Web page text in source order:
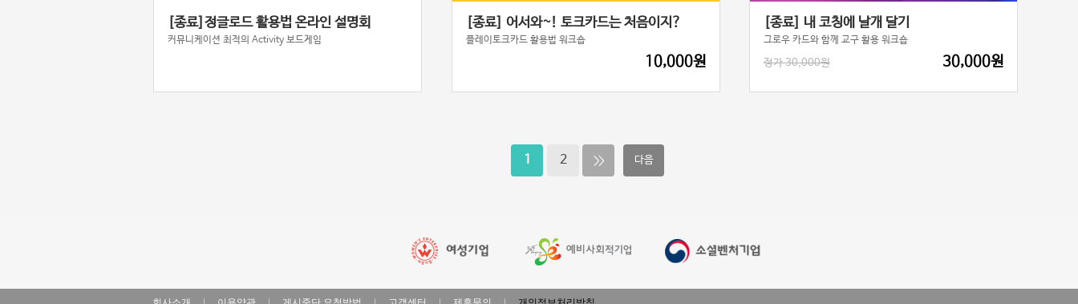
[종료]정글로드 활용법 온라인 설명회
커뮤니케이션 최적의 Activity 보드게임
[종료] 어서와~! 토크카드는 처음이지?
플레이토크카드 활용법 워크숍
10,000원
[종료] 내 코칭에 날개 달기
그로우 카드와 함께 교구 활용 워크숍
정가 30,000원 30,000원
1 2 다음